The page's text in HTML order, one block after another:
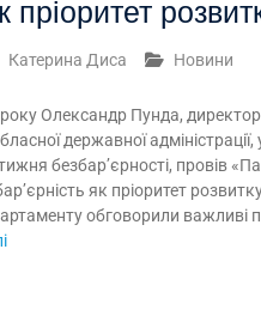
пріоритет
Катерина Диса Новини
Олександр Пунда,
державної
безбар’єрності, провів
як пріоритет
обговорили важливі